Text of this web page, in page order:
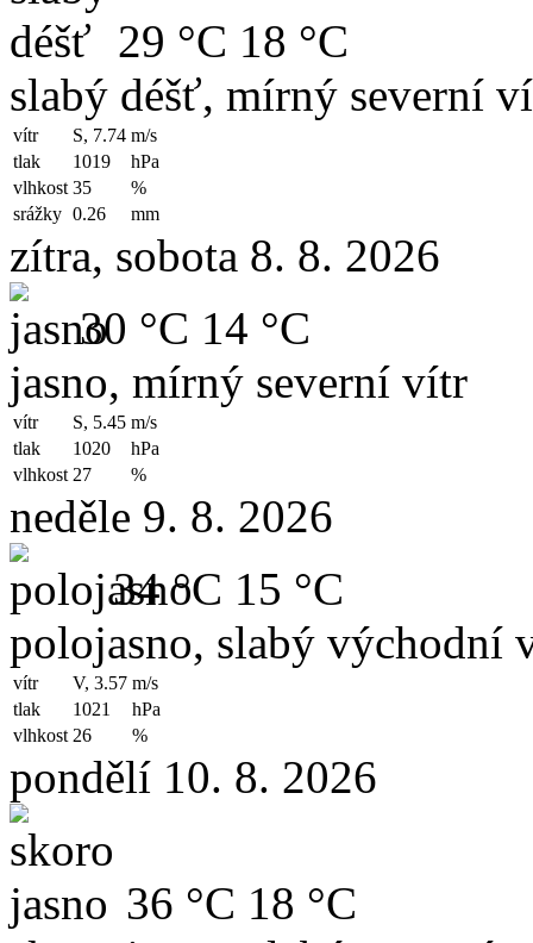
29 °C 18 °C
slabý déšť, mírný severní
vítr S, 7.74 m/s
tlak
1019
hPa
vlhkost 35
%
srážky 0.26 mm
zítra, sobota 8. 8. 2026
30 °C 14 °C
jasno, mírný severní vítr
vítr S, 5.45 m/s
tlak
1020
hPa
vlhkost 27 %
neděle 9. 8. 2026
34 °C 15 °C
polojasno, slabý východní
vítr V, 3.57 m/s
tlak
1021
hPa
vlhkost 26 %
pondělí 10. 8. 2026
36 °C 18 °C